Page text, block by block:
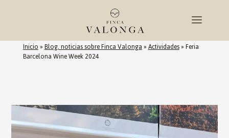
Inicio»Blog, noticias sobre Finca Valonga»Actividades»Feria
Barcelona Wine Week 2024